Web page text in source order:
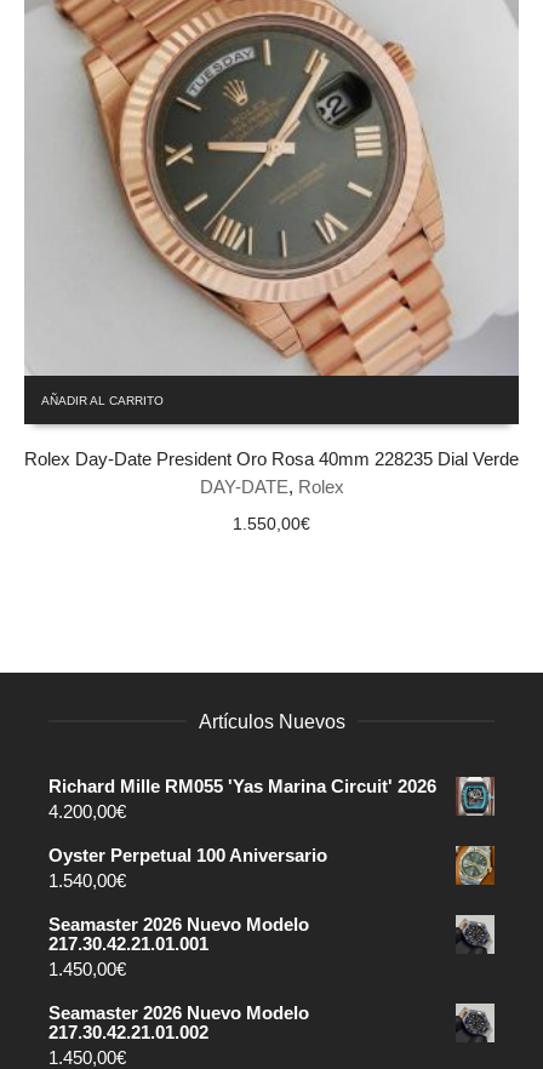
AÑADIR AL CARRITO
Rolex Day-Date President Oro Rosa 40mm 228235 Dial Verde
DAY-DATE, Rolex
1.550,00€
Artículos Nuevos
Richard Mille RM055 'Yas Marina Circuit' 2026
4.200,00€
Oyster Perpetual 100 Aniversario
1.540,00€
Seamaster 2026 Nuevo Modelo
217.30.42.21.01.001
1.450,00€
Seamaster 2026 Nuevo Modelo
217.30.42.21.01.002
1.450,00€